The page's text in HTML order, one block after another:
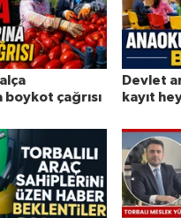
boykot çağrısı
Devlet
kayıt